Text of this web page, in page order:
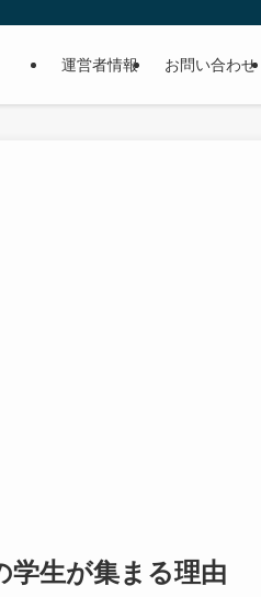
運営者情報 お問い合わせ
学生が集まる理由